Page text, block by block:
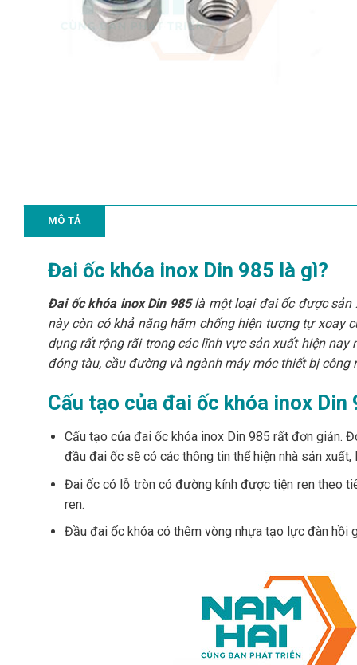
MÔ TẢ
Đai ốc khóa inox Din 985 là gì?
Đai ốc khóa inox Din 985là một loại đai ốc được sản
này còn có khả năng hãm chống hiện tượng tự xoay
dụng rất rộng rãi trong các lĩnh vực sản xuất hiện
đóng tàu, cầu đường và ngành máy móc thiết bị công
Cấu tạo của đai ốc khóa inox Din
Cấu tạo của đai ốc khóa inox Din 985 rất đơn giản.
đầu đai ốc sẽ có các thông tin thể hiện nhà sản
Đai ốc có lỗ tròn có đường kính được tiện ren theo
ren.
Đầu đai ốc khóa có thêm vòng nhựa tạo lực đàn hồi